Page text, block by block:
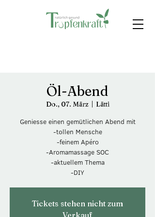
Öl-Abend
Do., 07. März
  |
Lätti
Geniesse einen gemütlichen Abend mit
-tollen Mensche
-feinem Apéro
-Aromamassage SOC
-aktuellem Thema
-DIY
Tickets stehen nicht zum
Verkauf